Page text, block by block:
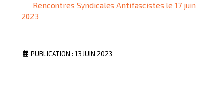
Rencontres Syndicales Antifascistes le 17 juin
2023
PUBLICATION : 13 JUIN 2023